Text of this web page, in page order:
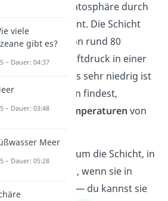
Stratosphäre durch
getrennt. Die Schicht
hat eine Höhe von rund 80
Weil der Luftdruck in einer
Höhe allerdings sehr niedrig ist
hier wenig Ozon findest,
niedrige Temperaturen von
sich hierbei um die Schicht, in
verglühen, wenn sie in
Erde stürzen — du kannst sie
viele
gibt es?
– Dauer: 04:37
– Dauer: 03:48
Meer
– Dauer: 05:28